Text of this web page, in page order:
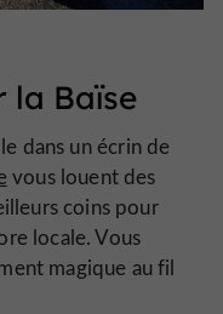
la Baïse
dans un écrin de
vous louent des
coins pour
locale. Vous
magique au fil